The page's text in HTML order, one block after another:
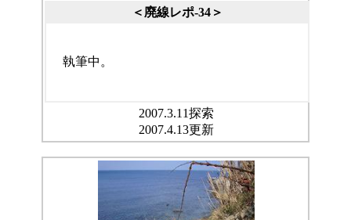
＜廃線レポ-34＞
執筆中。
2007.3.11探索
2007.4.13更新